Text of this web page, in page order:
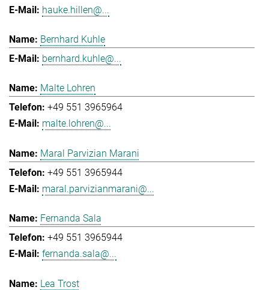
hauke.hillen@...
Bernhard Kuhle
bernhard.kuhle@...
Malte Lohren
+49 551 3965964
malte.lohren@...
Maral Parvizian Marani
+49 551 3965944
maral.parvizianmarani@...
Fernanda Sala
+49 551 3965944
fernanda.sala@...
Lea Trost